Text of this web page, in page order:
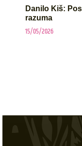
Danilo Kiš:
razuma
15/05/2026